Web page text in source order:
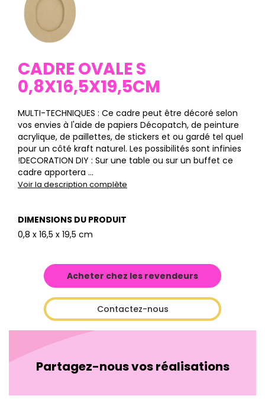
CADRE OVALE S
0,8X16,5X19,5CM
MULTI-TECHNIQUES : Ce cadre peut être décoré selon
vos envies à l'aide de papiers Décopatch, de peinture
acrylique, de paillettes, de stickers et ou gardé tel quel
pour un côté kraft naturel. Les possibilités sont infinies
!DECORATION DIY : Sur une table ou sur un buffet ce
cadre apportera ...
Voir la description complète
DIMENSIONS DU PRODUIT
0,8 x 16,5 x 19,5 cm
Acheter chez les revendeurs
Contactez-nous
Partagez-nous vos réalisations